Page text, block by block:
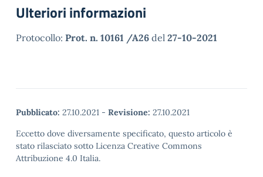
Ulteriori informazioni
Protocollo: Prot. n. 10161 /A26 del 27-10-2021
Pubblicato: 27.10.2021 - Revisione: 27.10.2021
Eccetto dove diversamente specificato, questo articolo è
stato rilasciato sotto Licenza Creative Commons
Attribuzione 4.0 Italia.